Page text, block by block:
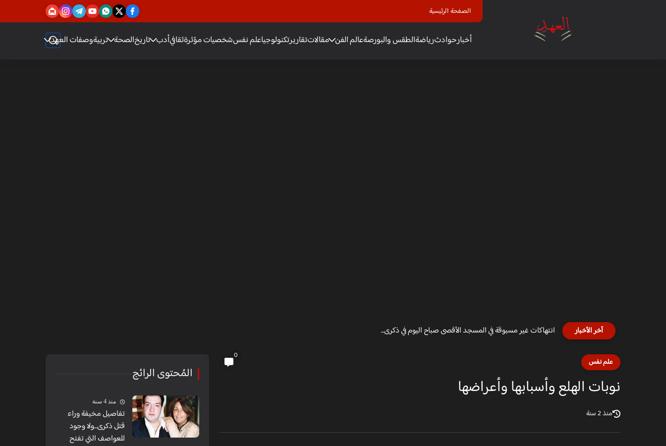
الصفحة الرئيسية
أخبارحوادثرياضةالطقس والبورصةعالم الفن مقالاتتقاريرتكنولوجياعلم نفسشخصيات مؤثرةثقافيأدب تاريخالصحة تربيةوصفات العهد
آخر الأخبار انتهاكات غير مسبوقة في المسجد الأقصى صباح اليوم في ذكرى...
علم نفس
0
نوبات الهلع وأسبابها وأعراضها
منذ 2 سنة
المُحتوى الرائج
منذ 4 سنة
تفاصيل مخيفة وراء
قتل ذكرى...ولا وجود
للعواصف التي تفتح